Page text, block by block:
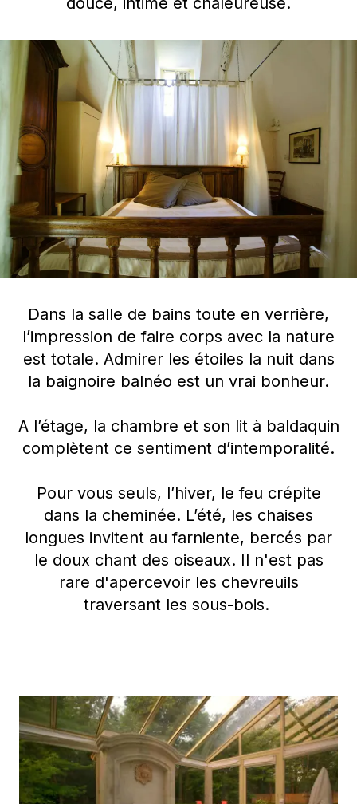
Dans la salle de bains toute en verrière,
l’impression de faire corps avec la nature
est totale. Admirer les étoiles la nuit dans
la baignoire balnéo est un vrai bonheur.
A l’étage, la chambre et son lit à baldaquin
complètent ce sentiment d’intemporalité.
Pour vous seuls, l’hiver, le feu crépite
dans la cheminée. L’été, les chaises
longues invitent au farniente, bercés par
le doux chant des oiseaux. Il n'est pas
rare d'apercevoir les chevreuils
traversant les sous-bois.